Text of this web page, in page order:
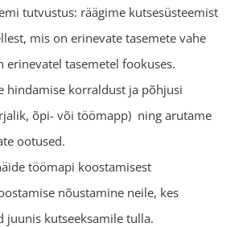
tutvustus: räägime kutsesüsteemist
mis on erinevate tasemete vahe
erinevatel tasemetel fookuses.
hindamise korraldust ja põhjusi
õpi- või töömapp) ning arutame
ootused.
töömapi koostamisest
nõustamine neile, kes
juunis kutseeksamile tulla.